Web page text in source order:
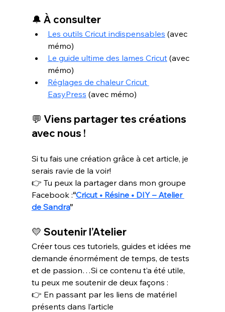
🔔 À consulter
Les outils Cricut indispensables (avec
mémo)
Le guide ultime des lames Cricut (avec
mémo)
Réglages de chaleur Cricut
EasyPress (avec mémo)
💬 Viens partager tes créations
avec nous !
Si tu fais une création grâce à cet article, je
serais ravie de la voir!
👉 Tu peux la partager dans mon groupe
Facebook :“Cricut • Résine • DIY – Atelier
de Sandra”
💛 Soutenir l’Atelier
Créer tous ces tutoriels, guides et idées me
demande énormément de temps, de tests
et de passion…Si ce contenu t’a été utile,
tu peux me soutenir de deux façons :
👉 En passant par les liens de matériel
présents dans l’article